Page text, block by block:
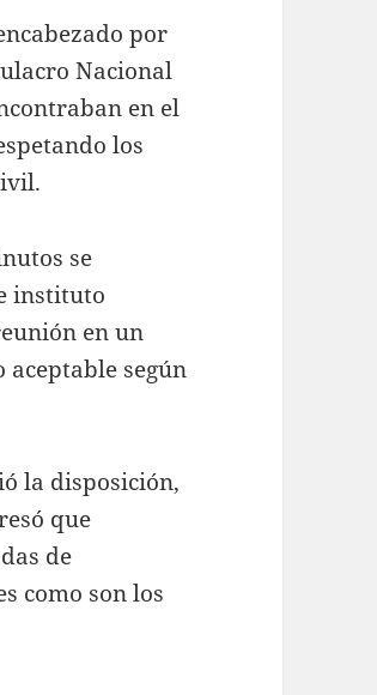
por
Nacional
en el
los
se
instituto
en un
según
la disposición,
que
de
como son los